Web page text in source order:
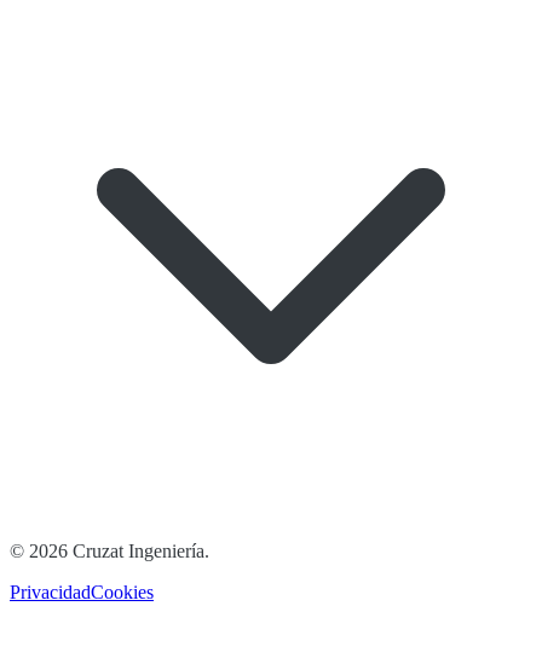
© 2026 Cruzat Ingeniería.
PrivacidadCookies